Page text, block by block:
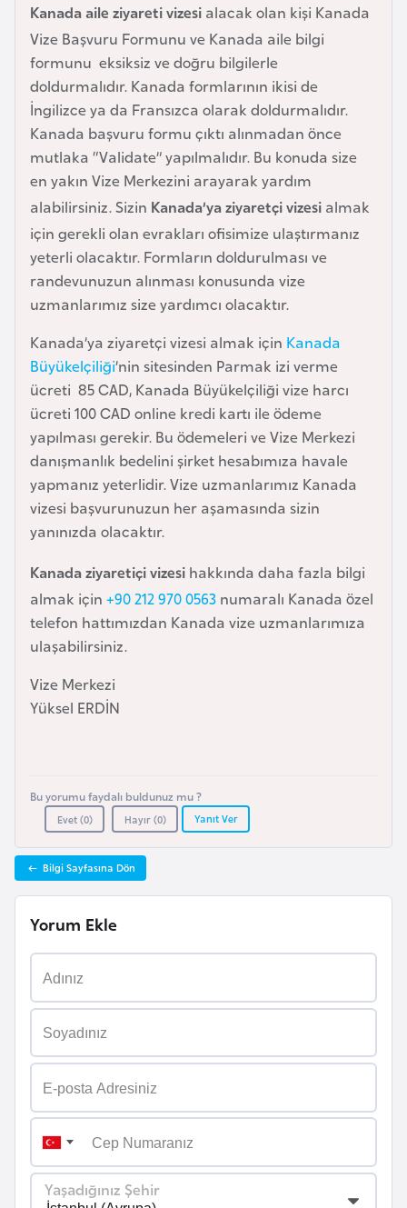
Kanada aile ziyareti vizesi alacak olan kişi Kanada
Vize Başvuru Formunu ve Kanada aile bilgi
formunu eksiksiz ve doğru bilgilerle
doldurmalıdır. Kanada formlarının ikisi de
İngilizce ya da Fransızca olarak doldurmalıdır.
Kanada başvuru formu çıktı alınmadan önce
mutlaka “Validate” yapılmalıdır. Bu konuda size
en yakın Vize Merkezini arayarak yardım
alabilirsiniz. Sizin Kanada’ya ziyaretçi vizesi almak
için gerekli olan evrakları ofisimize ulaştırmanız
yeterli olacaktır. Formların doldurulması ve
randevunuzun alınması konusunda vize
uzmanlarımız size yardımcı olacaktır.
Kanada’ya ziyaretçi vizesi almak için Kanada
Büyükelçiliği’nin sitesinden Parmak izi verme
ücreti 85 CAD, Kanada Büyükelçiliği vize harcı
ücreti 100 CAD online kredi kartı ile ödeme
yapılması gerekir. Bu ödemeleri ve Vize Merkezi
danışmanlık bedelini şirket hesabımıza havale
yapmanız yeterlidir. Vize uzmanlarımız Kanada
vizesi başvurunuzun her aşamasında sizin
yanınızda olacaktır.
Kanada ziyaretiçi vizesi hakkında daha fazla bilgi
almak için +90 212 970 0563 numaralı Kanada özel
telefon hattımızdan Kanada vize uzmanlarımıza
ulaşabilirsiniz.
Vize Merkezi
Yüksel ERDİN
Bu yorumu faydalı buldunuz mu ?
Evet (0) Hayır (0) Yanıt Ver
Bilgi Sayfasına Dön
Yorum Ekle
Yaşadığınız Şehir
a
D
e
m
o
k
r
a
t
i
k
K
o
n
g
o
B
u
l
g
r
i
s
t
n
r
m
n
i
s
t
n
E
t
n
a